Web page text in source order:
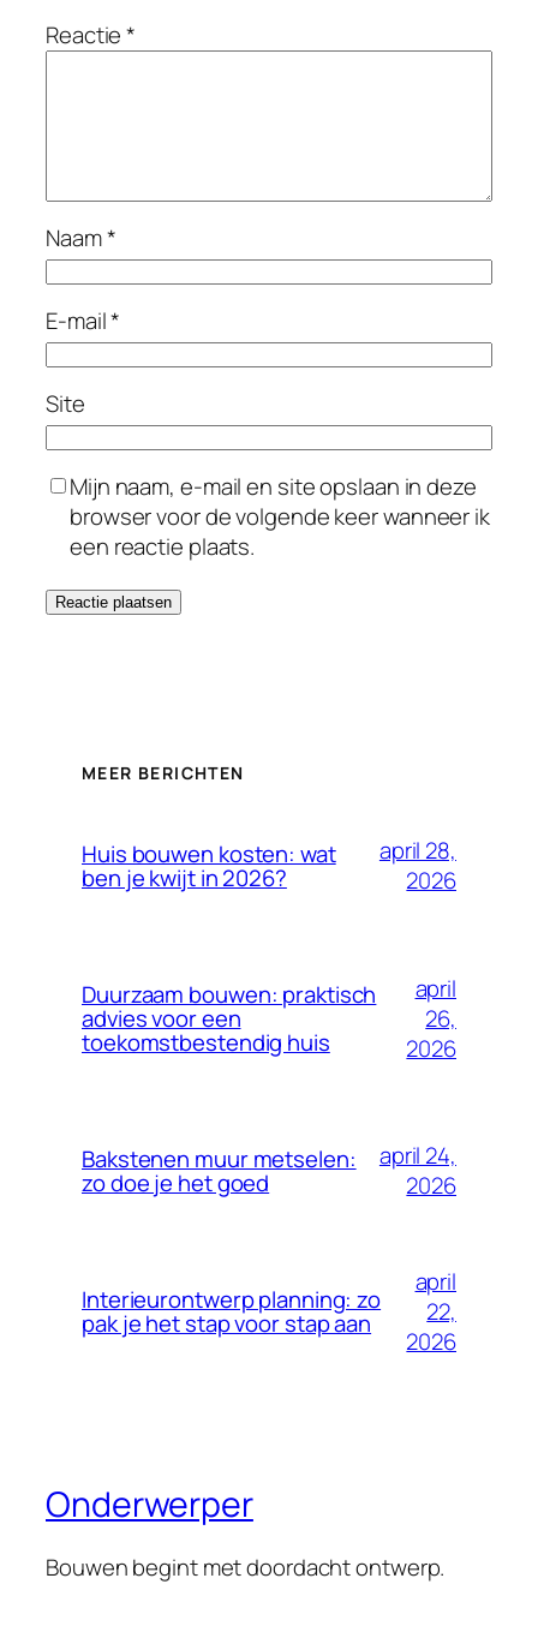
Reactie*
Naam*
E-mail*
Site
Mijn naam, e-mail en site opslaan in deze
browser voor de volgende keer wanneer ik
een reactie plaats.
MEER BERICHTEN
Huis bouwen kosten: wat
ben je kwijt in 2026?
april 28,
2026
Duurzaam bouwen: praktisch
advies voor een
toekomstbestendig huis
april
26,
2026
Bakstenen muur metselen:
zo doe je het goed
april 24,
2026
Interieurontwerp planning: zo
pak je het stap voor stap aan
april
22,
2026
Onderwerper
Bouwen begint met doordacht ontwerp.